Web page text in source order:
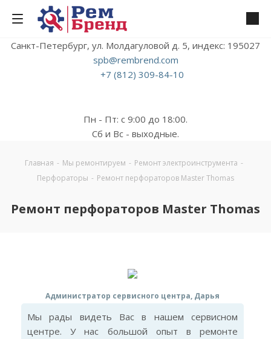
Санкт-Петербург, ул. Молдагуловой д. 5, индекс: 195027
spb@rembrend.com
+7 (812) 309-84-10
Пн - Пт: с 9:00 до 18:00.
Сб и Вс - выходные.
Главная - Мы ремонтируем - Ремонт электроинструмента -
Перфораторы - Ремонт перфораторов Master Thomas
Ремонт перфораторов Master Thomas
Администратор сервисного центра, Дарья
Мы рады видеть Вас в нашем сервисном
центре. У нас большой опыт в ремонте